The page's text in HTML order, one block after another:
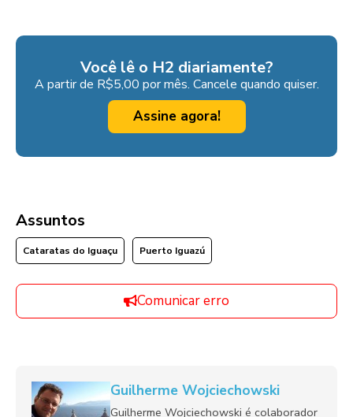
Você lê o H2 diariamente?
A partir de R$5,00 por mês. Cancele quando quiser.
Assine agora!
Assuntos
Cataratas do Iguaçu Puerto Iguazú
Comunicar erro
Guilherme Wojciechowski
Guilherme Wojciechowski é colaborador